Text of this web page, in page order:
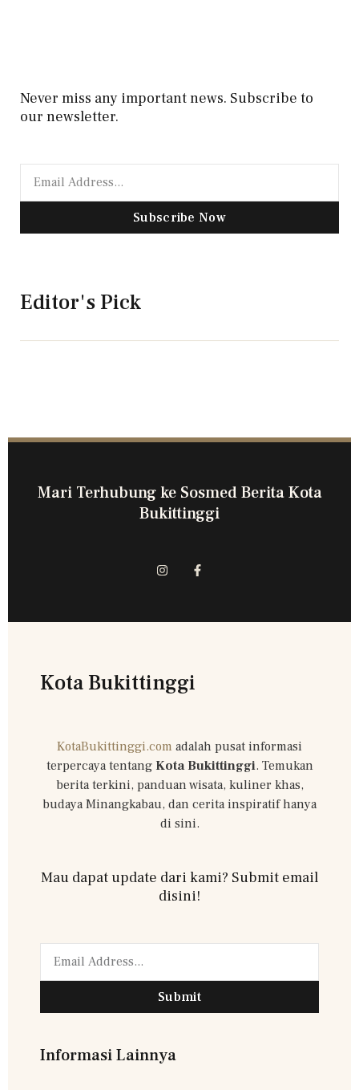
Never miss any important news. Subscribe to
our newsletter.
Subscribe Now
Editor's Pick
Mari Terhubung ke Sosmed Berita Kota
Bukittinggi
Kota Bukittinggi
KotaBukittinggi.com adalah pusat informasi
terpercaya tentang Kota Bukittinggi. Temukan
berita terkini, panduan wisata, kuliner khas,
budaya Minangkabau, dan cerita inspiratif hanya
di sini.
Mau dapat update dari kami? Submit email
disini!
Submit
Informasi Lainnya